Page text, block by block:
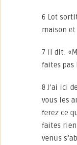
6 Lot
maison
7 Il dit:
faites pas
8 J’ai ici
vous les
ferez ce
faites rien
venus